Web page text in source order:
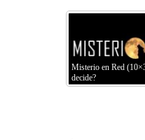
Misterio en Red
decide?